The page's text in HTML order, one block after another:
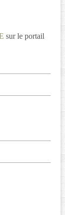
sur le portail